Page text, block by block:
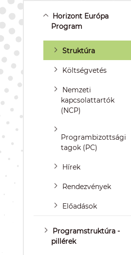
Horizont Európa
Program
Struktúra
Költségvetés
Nemzeti
kapcsolattartók
(NCP)
Programbizottsági
tagok (PC)
Hírek
Rendezvények
Előadások
Programstruktúra -
pillérek